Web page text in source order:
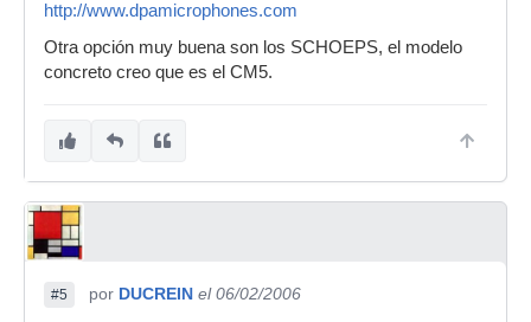
http://www.dpamicrophones.com
Otra opción muy buena son los SCHOEPS, el modelo
concreto creo que es el CM5.
#5 por DUCREIN el 06/02/2006